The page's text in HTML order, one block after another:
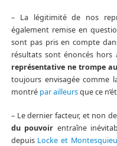
– La légitimité de nos
également remise en
sont pas pris en compte
résultats sont énoncés hors
représentative ne trompe
toujours envisagée comme
montré par ailleursque ce
– Le dernier facteur, et non
du pouvoir entraîne
depuis Locke et Montesquieu